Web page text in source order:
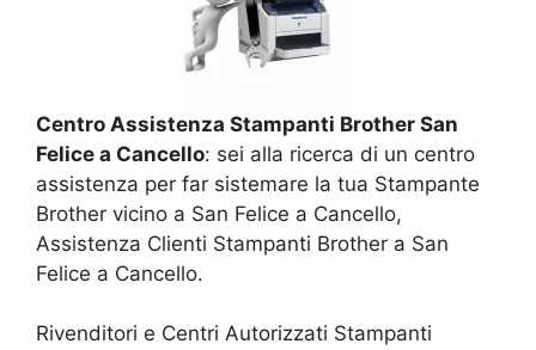
Centro Assistenza Stampanti Brother San
Felice a Cancello: sei alla ricerca di un centro
assistenza per far sistemare la tua Stampante
Brother vicino a San Felice a Cancello,
Assistenza Clienti Stampanti Brother a San
Felice a Cancello.
Rivenditori e Centri Autorizzati Stampanti